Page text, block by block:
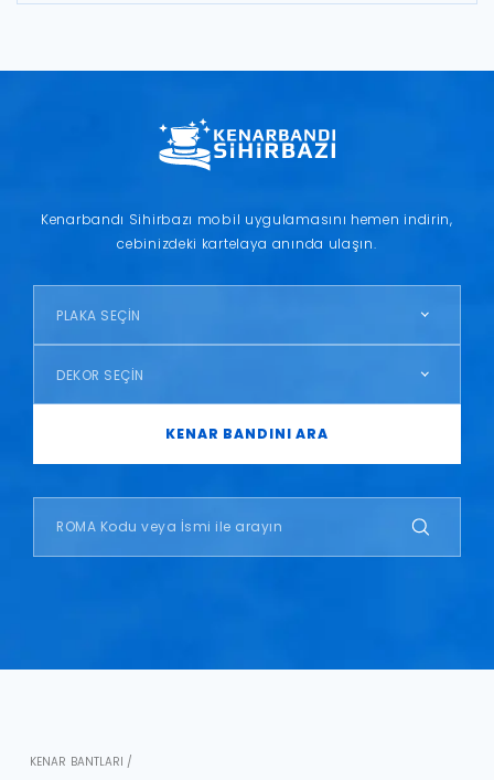
Kenarbandı Sihirbazı mobil uygulamasını hemen indirin,
cebinizdeki kartelaya anında ulaşın.
PLAKA SEÇİN
DEKOR SEÇİN
KENAR BANDINI ARA
KENAR BANTLARI /